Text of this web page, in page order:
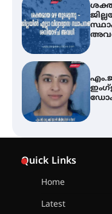
Quick Links
Home
Latest